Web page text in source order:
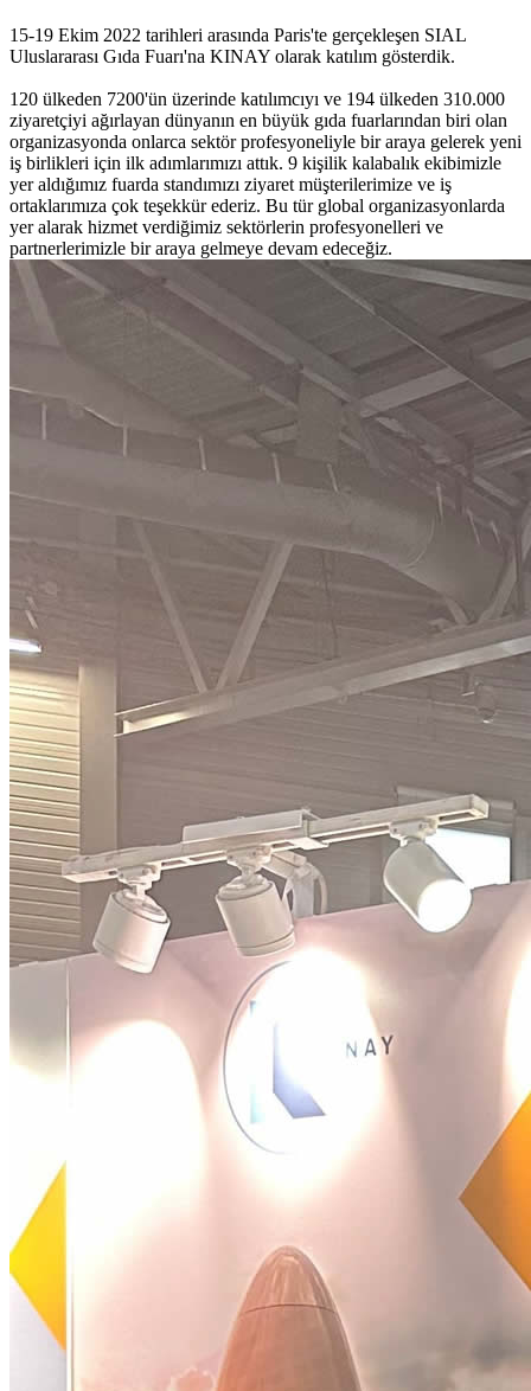
15-19 Ekim 2022 tarihleri arasında Paris'te gerçekleşen SIAL
Uluslararası Gıda Fuarı'na KINAY olarak katılım gösterdik.
120 ülkeden 7200'ün üzerinde katılımcıyı ve 194 ülkeden 310.000
ziyaretçiyi ağırlayan dünyanın en büyük gıda fuarlarından biri olan
organizasyonda onlarca sektör profesyoneliyle bir araya gelerek yeni
iş birlikleri için ilk adımlarımızı attık. 9 kişilik kalabalık ekibimizle
yer aldığımız fuarda standımızı ziyaret müşterilerimize ve iş
ortaklarımıza çok teşekkür ederiz. Bu tür global organizasyonlarda
yer alarak hizmet verdiğimiz sektörlerin profesyonelleri ve
partnerlerimizle bir araya gelmeye devam edeceğiz.